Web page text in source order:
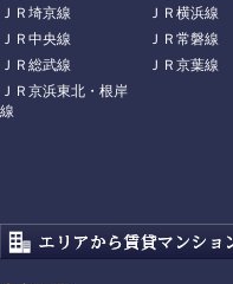
ＪＲ埼京線
ＪＲ横浜線
ＪＲ中央線
ＪＲ常磐線
ＪＲ総武線
ＪＲ京葉線
ＪＲ京浜東北・根岸
線